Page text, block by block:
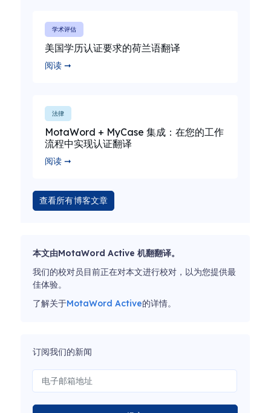
学术评估
美国学历认证要求的荷兰语翻译
阅读 ➞
法律
MotaWord + MyCase 集成：在您的工作
流程中实现认证翻译
阅读 ➞
查看所有博客文章
本文由MotaWord Active 机翻翻译。
我们的校对员目前正在对本文进行校对，以为您提供最
佳体验。
了解关于MotaWord Active的详情。
订阅我们的新闻